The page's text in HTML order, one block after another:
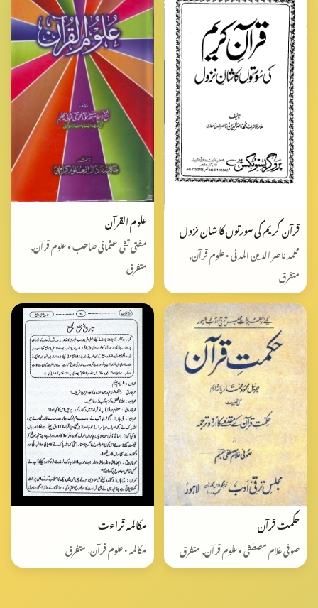
قرآن کریم کی سورتوں کا شان نزول
محمد ناصر الدین المدنی • علوم قرآن,
متفرق
علوم القرآن
مفتی تقی عثمانی صاحب • علوم قرآن,
متفرق
حکمت قرآن
صوفی غلام مصطفی • علوم قرآن, متفرق
مکالمہ قراءت
مکالمہ • علوم قرآن, متفرق